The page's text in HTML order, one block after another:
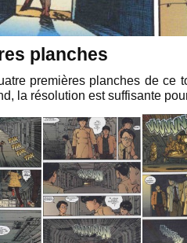
planches
premières planches de ce
la résolution est suffisante